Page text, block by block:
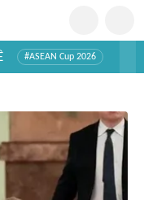
#ASEAN Cup 2026